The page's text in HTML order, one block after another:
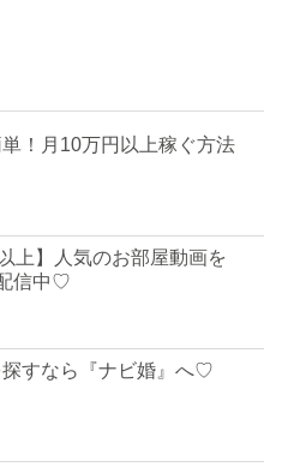
！月10万円以上稼ぐ方法
上】人気のお部屋動画を
信中♡
すなら『ナビ婚』へ♡